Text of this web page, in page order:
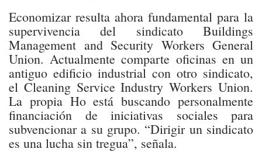
Economizar resulta ahora fundamental para la
supervivencia del sindicato Buildings
Management and Security Workers General
Union. Actualmente comparte oficinas en un
antiguo edificio industrial con otro sindicato,
el Cleaning Service Industry Workers Union.
La propia Ho está buscando personalmente
financiación de iniciativas sociales para
subvencionar a su grupo. “Dirigir un sindicato
es una lucha sin tregua”, señala.